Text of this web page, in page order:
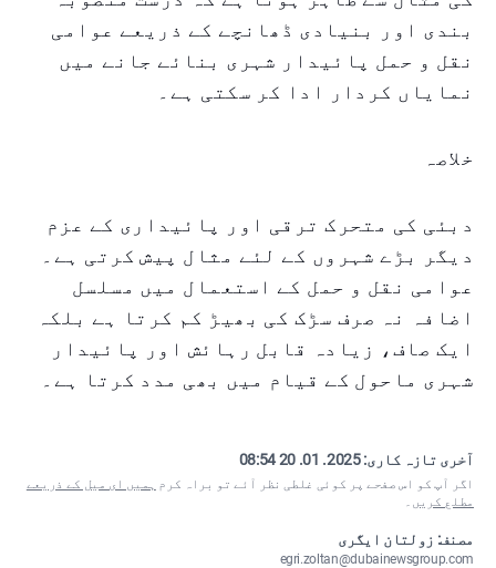
بندی اور بنیادی ڈھانچے کے ذریعے عوامی
نقل و حمل پائیدار شہری بنائے جانے میں
نمایاں کردار ادا کر سکتی ہے۔
خلاصہ
دبئی کی متحرک ترقی اور پائیداری کے عزم
دیگر بڑے شہروں کے لئے مثال پیش کرتی ہے۔
عوامی نقل و حمل کے استعمال میں مسلسل
اضافہ نہ صرف سڑک کی بھیڑ کم کرتا ہے بلکہ
ایک صاف، زیادہ قابل رہائش اور پائیدار
شہری ماحول کے قیام میں بھی مدد کرتا ہے۔
آخری تازہ کاری:2025. 01. 20 08:54
اگر آپ کو اس صفحے پر کوئی غلطی نظر آئے تو براہ کرم ہمیں ای میل کے ذریعے
مطلع کریں ۔
مصنف: زولتان ایگری
egri.zoltan@dubainewsgroup.com